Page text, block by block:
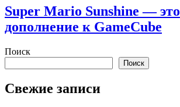
Super Mario Sunshine — это
дополнение к GameCube
Поиск
Поиск
Свежие записи